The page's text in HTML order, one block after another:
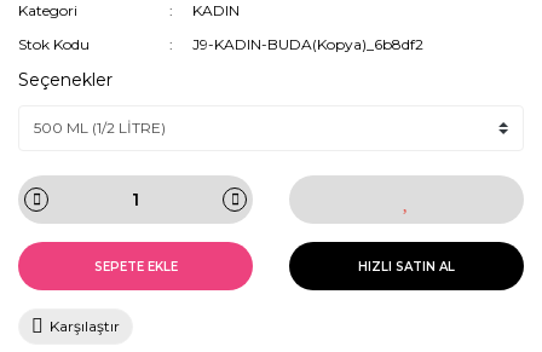
Kategori
KADIN
Stok Kodu
J9-KADIN-BUDA(Kopya)_6b8df2
Seçenekler
SEPETE EKLE HIZLI SATIN AL
Karşılaştır